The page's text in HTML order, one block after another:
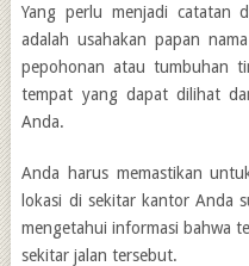
Yang perlu menjadi catatan
adalah usahakan papan
pepohonan atau tumbuhan
tempat yang dapat dilihat
Anda.
Anda harus memastikan
lokasi di sekitar kantor Anda
mengetahui informasi bahwa
sekitar jalan tersebut.